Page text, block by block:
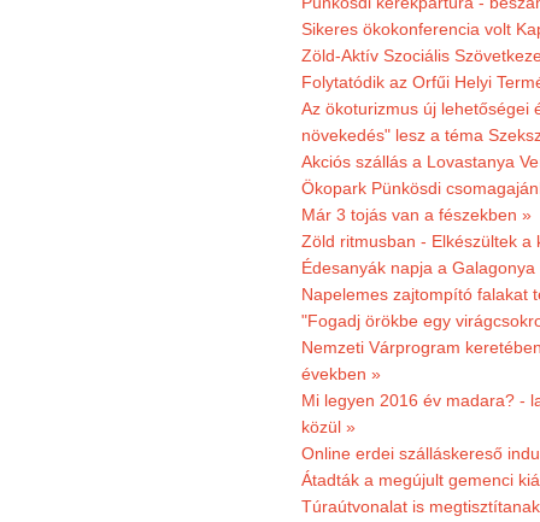
Sikeres ökokonferencia volt
Zöld-Aktív Szociális
Folytatódik az Orfűi Helyi
Az ökoturizmus új lehetőségei
növekedés" lesz a téma
Akciós szállás a Lovastanya
Ökopark Pünkösdi
Már 3 tojás van a fészekben »
Zöld ritmusban - Elkészültek
Édesanyák napja a
Napelemes zajtompító falakat
"Fogadj örökbe egy
Nemzeti Várprogram
években »
Mi legyen 2016 év madara? -
közül »
Online erdei szálláskereső
Átadták a megújult gemenci
Túraútvonalat is